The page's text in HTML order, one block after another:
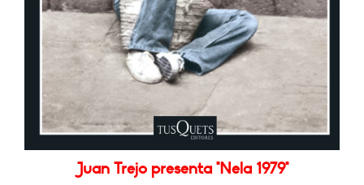
Juan Trejo presenta "Nela 1979"